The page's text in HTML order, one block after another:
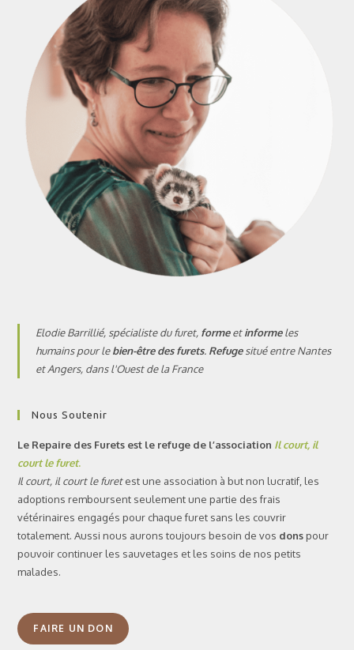
Elodie Barrillié, spécialiste du furet, formeetinformeles
humains pour lebien-être des furets. Refugesitué entreNantes
etAngers, dans l'Ouest de la France
Nous Soutenir
Le Repaire des Furets est le refuge de l’association Il court, il
court le furet.
Il court, il court le furetest une association à but non lucratif, les
adoptions remboursent seulement une partie des frais
vétérinaires engagés pour chaque furet sans les couvrir
totalement. Aussi nous aurons toujours besoin de vos donspour
pouvoir continuer les sauvetages et les soins de nos petits
malades.
FAIRE UN DON